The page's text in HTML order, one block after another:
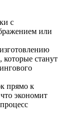
с
или
станут
прямо к
экономит